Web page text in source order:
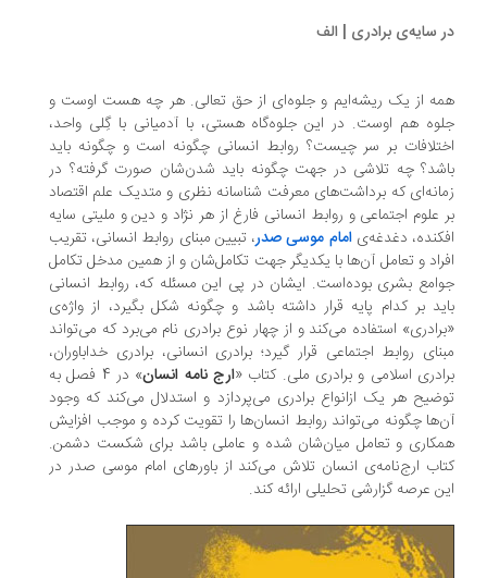
در سایه‌ی برادری | الف
همه از یک ریشه‌ایم و جلوه‌ای از حق تعالی. هر چه هست اوست و
جلوه هم اوست. در این جلوه‌گاه هستی، با آدمیانی با گِلی واحد،
اختلافات بر سر چیست؟ روابط انسانی چگونه است و چگونه باید
باشد؟ چه تلاشی در جهت چگونه باید شدن‌شان صورت گرفته؟ در
زمانه‌ای که برداشت‌های معرفت شناسانه نظری و متدیک علم اقتصاد
بر علوم اجتماعی و روابط انسانی فارغ از هر نژاد و دین و ملیتی سایه
افکنده، دغدغه‌یامام موسی صدر، تبیین مبنای روابط انسانی، تقریب
افراد و تعامل آن‌ها با یکدیگر جهت تکامل‌شان و از همین مدخل تکامل
جوامع بشری بوده‌است. ایشان در پی این مسئله که، روابط انسانی
باید بر کدام پایه قرار داشته باشد و چگونه شکل بگیرد، از واژه‌ی
«برادری» استفاده می‌کند و از چهار نوع برادری نام می‌برد که می‌تواند
مبنای روابط اجتماعی قرار گیرد؛ برادری انسانی، برادری خداباوران،
برادری اسلامی و برادری ملی. کتاب «ارج نامه انسان
» در 4 فصل به
توضیح هر یک ازانواع برادری می‌پردازد و استدلال می‌کند که وجود
آن‌ها چگونه می‌تواند روابط انسان‌ها را تقویت کرده و موجب افزایش
همکاری و تعامل میان‌شان شده و عاملی باشد برای شکست دشمن.
کتاب ارج‌نامه‌ی انسان تلاش می‌کند از باورهای امام موسی صدر در
این عرصه گزارشی تحلیلی ارائه کند.